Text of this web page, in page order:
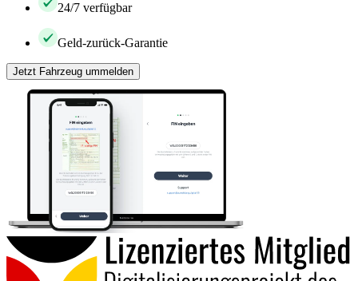
24/7 verfügbar
Geld-zurück-Garantie
Jetzt Fahrzeug ummelden